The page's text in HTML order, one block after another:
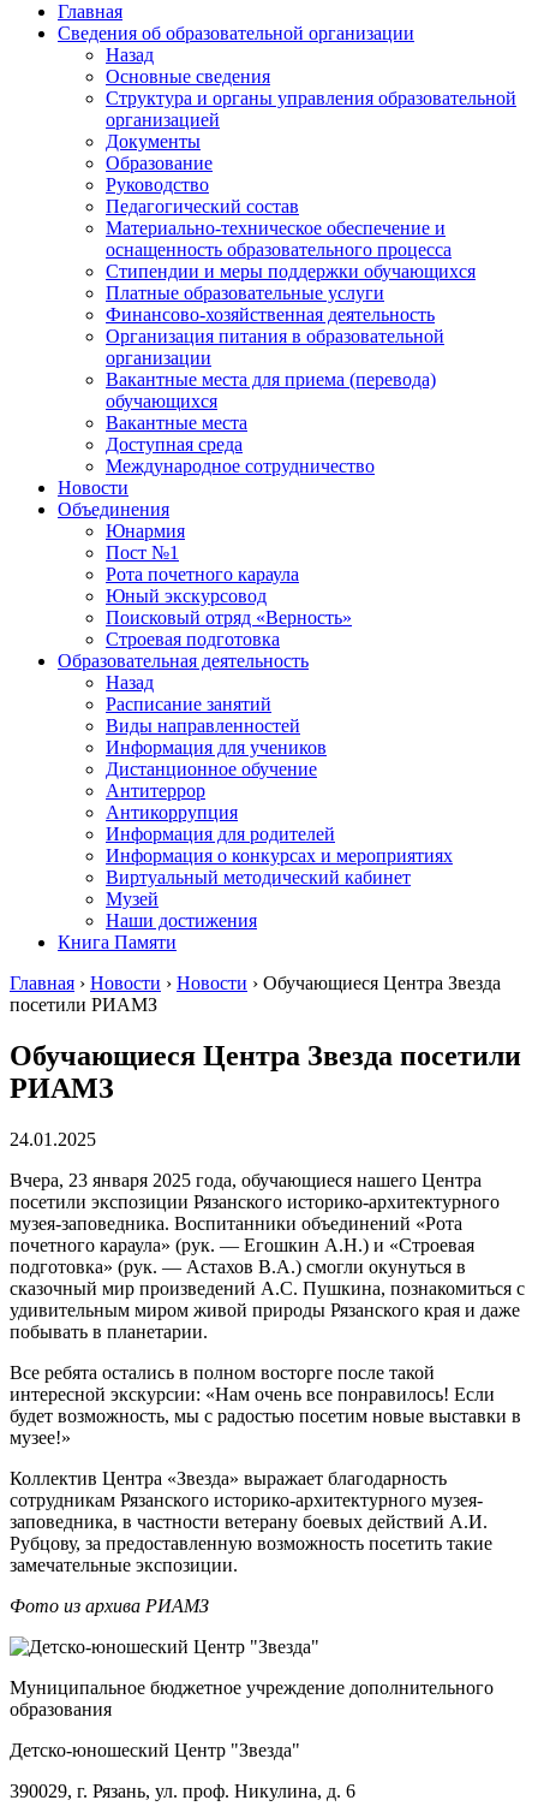
Главная
Сведения об образовательной организации
Назад
Основные сведения
Структура и органы управления образовательной
организацией
Документы
Образование
Руководство
Педагогический состав
Материально-техническое обеспечение и
оснащенность образовательного процесса
Стипендии и меры поддержки обучающихся
Платные образовательные услуги
Финансово-хозяйственная деятельность
Организация питания в образовательной
организации
Вакантные места для приема (перевода)
обучающихся
Вакантные места
Доступная среда
Международное сотрудничество
Новости
Объединения
Юнармия
Пост №1
Рота почетного караула
Юный экскурсовод
Поисковый отряд «Верность»
Строевая подготовка
Образовательная деятельность
Назад
Расписание занятий
Виды направленностей
Информация для учеников
Дистанционное обучение
Антитеррор
Антикоррупция
Информация для родителей
Информация о конкурсах и мероприятиях
Виртуальный методический кабинет
Музей
Наши достижения
Книга Памяти
Главная › Новости › Новости › Обучающиеся Центра Звезда
посетили РИАМЗ
Обучающиеся Центра Звезда посетили
РИАМЗ
24.01.2025
Вчера, 23 января 2025 года, обучающиеся нашего Центра
посетили экспозиции Рязанского историко-архитектурного
музея-заповедника. Воспитанники объединений «Рота
почетного караула» (рук. — Егошкин А.Н.) и «Строевая
подготовка» (рук. — Астахов В.А.) смогли окунуться в
сказочный мир произведений А.С. Пушкина, познакомиться с
удивительным миром живой природы Рязанского края и даже
побывать в планетарии.
Все ребята остались в полном восторге после такой
интересной экскурсии: «Нам очень все понравилось! Если
будет возможность, мы с радостью посетим новые выставки в
музее!»
Коллектив Центра «Звезда» выражает благодарность
сотрудникам Рязанского историко-архитектурного музея-
заповедника, в частности ветерану боевых действий А.И.
Рубцову, за предоставленную возможность посетить такие
замечательные экспозиции.
Фото из архива РИАМЗ
Муниципальное бюджетное учреждение дополнительного
образования
Детско-юношеский Центр "Звезда"
390029, г. Рязань, ул. проф. Никулина, д. 6